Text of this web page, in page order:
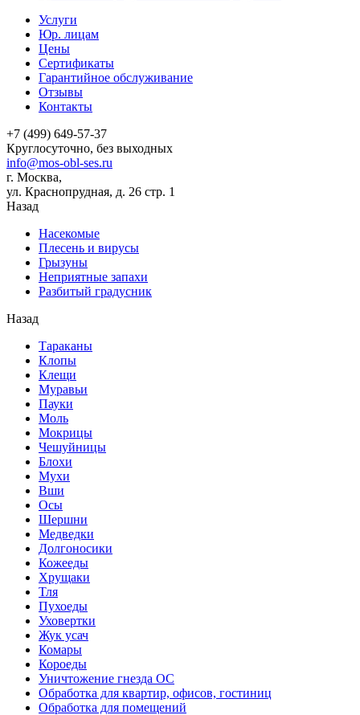
Услуги
Юр. лицам
Цены
Сертификаты
Гарантийное обслуживание
Отзывы
Контакты
+7 (499) 649-57-37
Круглосуточно, без выходных
info@mos-obl-ses.ru
г. Москва,
ул. Краснопрудная, д. 26 стр. 1
Назад
Насекомые
Плесень и вирусы
Грызуны
Неприятные запахи
Разбитый градусник
Назад
Тараканы
Клопы
Клещи
Муравьи
Пауки
Моль
Мокрицы
Чешуйницы
Блохи
Мухи
Вши
Осы
Шершни
Медведки
Долгоносики
Кожееды
Хрущаки
Тля
Пухоеды
Уховертки
Жук усач
Комары
Короеды
Уничтожение гнезда ОС
Обработка для квартир, офисов, гостиниц
Обработка для помещений